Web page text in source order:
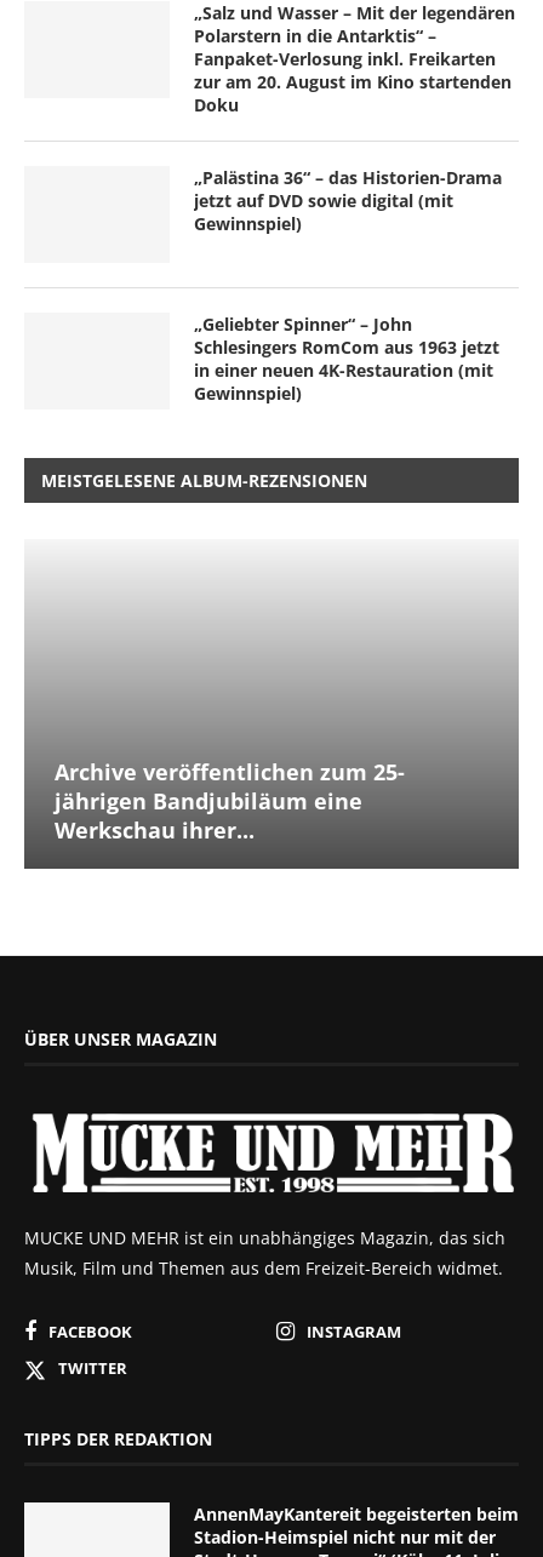
„Salz und Wasser – Mit der legendären
Polarstern in die Antarktis“ –
Fanpaket-Verlosung inkl. Freikarten
zur am 20. August im Kino startenden
Doku
„Palästina 36“ – das Historien-Drama
jetzt auf DVD sowie digital (mit
Gewinnspiel)
„Geliebter Spinner“ – John
Schlesingers RomCom aus 1963 jetzt
in einer neuen 4K-Restauration (mit
Gewinnspiel)
MEISTGELESENE ALBUM-REZENSIONEN
Archive veröffentlichen zum 25-
jährigen Bandjubiläum eine
Werkschau ihrer...
ÜBER UNSER MAGAZIN
MUCKE UND MEHR ist ein unabhängiges Magazin, das sich
Musik, Film und Themen aus dem Freizeit-Bereich widmet.
FACEBOOK
INSTAGRAM
TWITTER
TIPPS DER REDAKTION
AnnenMayKantereit begeisterten beim
Stadion-Heimspiel nicht nur mit der